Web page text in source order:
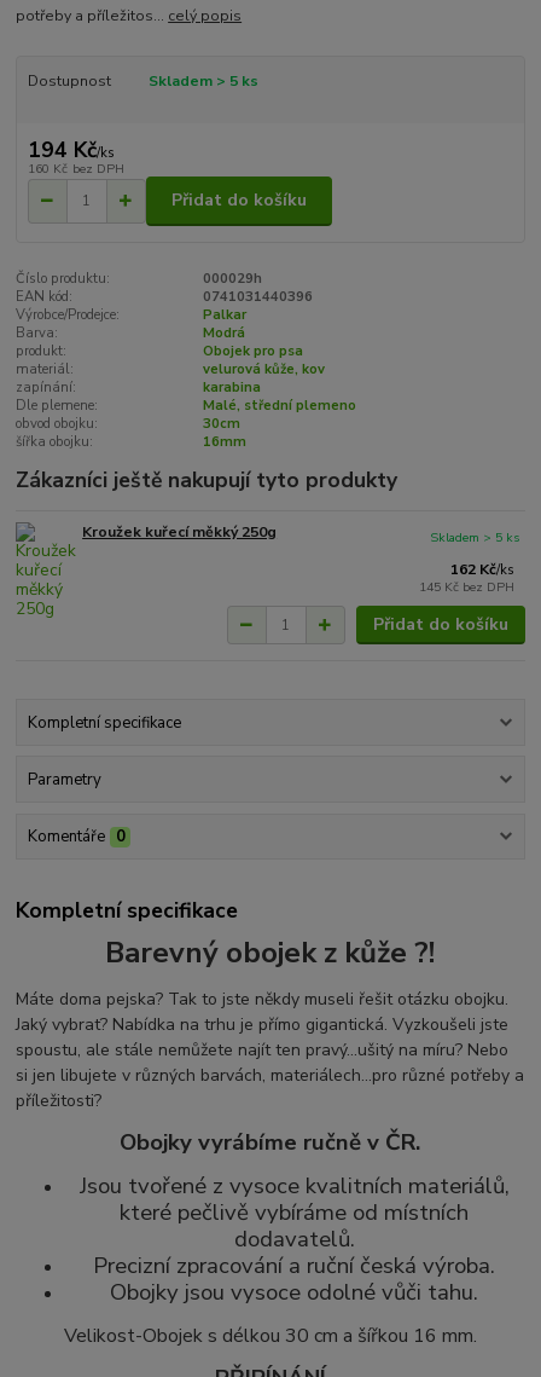
potřeby a příležitos... celý popis
Dostupnost Skladem > 5 ks
194 Kč/ks
160 Kč bez DPH
Přidat do košíku
Číslo produktu:
000029h
EAN kód:
0741031440396
Výrobce/Prodejce:
Palkar
Barva:
Modrá
produkt:
Obojek pro psa
materiál:
velurová kůže, kov
zapínání:
karabina
Dle plemene:
Malé, střední plemeno
obvod obojku:
30cm
šířka obojku:
16mm
Zákazníci ještě nakupují tyto produkty
Kroužek kuřecí měkký 250g
162 Kč/ks
145 Kč bez DPH
Skladem > 5 ks
Přidat do košíku
Kompletní specifikace
Parametry
Komentáře 0
Kompletní specifikace
Barevný obojek z kůže ?!
Máte doma pejska? Tak to jste někdy museli řešit otázku obojku.
Jaký vybrat? Nabídka na trhu je přímo gigantická. Vyzkoušeli jste
spoustu, ale stále nemůžete najít ten pravý...ušitý na míru? Nebo
si jen libujete v různých barvách, materiálech...pro různé potřeby a
příležitosti?
Obojky vyrábíme ručně v ČR.
Jsou tvořené z vysoce kvalitních materiálů,
které pečlivě vybíráme od místních
dodavatelů.
Precizní zpracování a ruční česká výroba.
Obojky jsou vysoce odolné vůči tahu.
Velikost-Obojek s délkou 30 cm a šířkou 16 mm.